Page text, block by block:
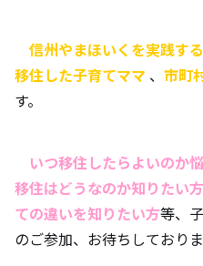
信州やまほいくを実践す
移住した子育てママ 、 市町
す。
いつ移住したらよいのか
移住はどうなのか知りたい方
ての違いを知りたい方等、
のご参加、お待ちしておりま